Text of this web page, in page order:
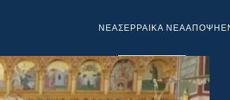
NEAΣΕΡΡΑΙΚΑ ΝΕΑΑΠΟΨΗ